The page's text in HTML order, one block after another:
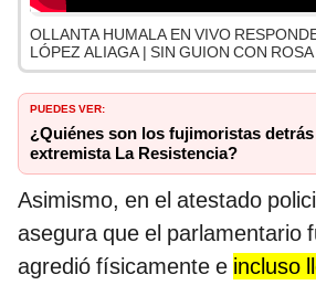
OLLANTA HUMALA EN VIVO
LÓPEZ ALIAGA | SIN GUION CON
PUEDES VER:
¿Quiénes son los fujimoristas
extremista La Resistencia?
Asimismo, en el atestado
asegura que el parlamentario
agredió físicamente e incluso